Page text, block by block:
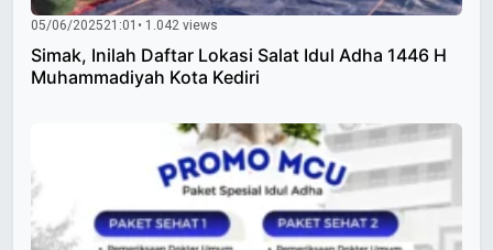
05/06/202521:01 • 1.042 views
Simak, Inilah Daftar Lokasi Salat Idul Adha 1446 H
Muhammadiyah Kota Kediri